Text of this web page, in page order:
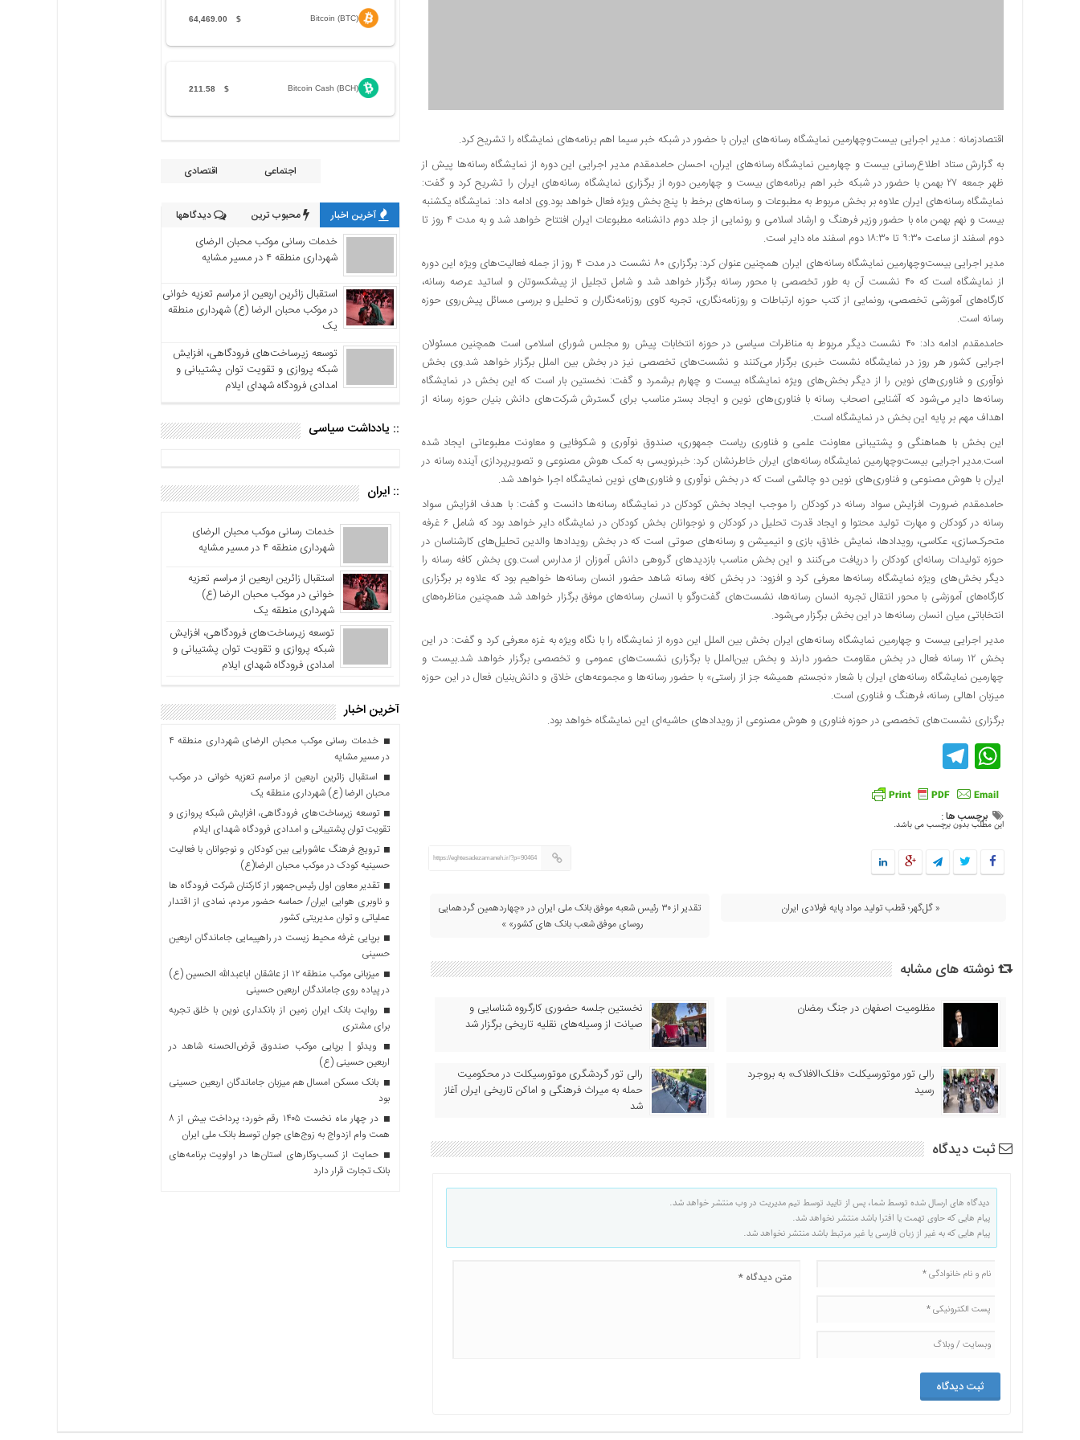
اقتصادزمانه : مدیر اجرایی بیست‌وچهارمین نمایشگاه رسانه‌های ایران با حضور در شبکه خبر سیما اهم برنامه‌های نمایشگاه را تشریح کرد.
به گزارش ستاد اطلاع‌رسانی بیست و چهارمین نمایشگاه رسانه‌های ایران، احسان حامدمقدم مدیر اجرایی این دوره از نمایشگاه رسانه‌ها پیش از
ظهر جمعه ۲۷ بهمن با حضور در شبکه خبر اهم برنامه‌های بیست و چهارمین دوره از برگزاری نمایشگاه رسانه‌های ایران را تشریح کرد و گفت:
نمایشگاه رسانه‌های ایران علاوه بر بخش مربوط به مطبوعات و رسانه‌های برخط با پنج بخش ویژه فعال خواهد بود.وی ادامه داد: نمایشگاه یکشنبه
بیست و نهم بهمن ماه با حضور وزیر فرهنگ و ارشاد اسلامی و رونمایی از جلد دوم دانشنامه مطبوعات ایران افتتاح خواهد شد و به مدت ۴ روز تا
دوم اسفند از ساعت ۹:۳۰ تا ۱۸:۳۰ دوم اسفند ماه دایر است.
مدیر اجرایی بیست‌وچهارمین نمایشگاه رسانه‌های ایران همچنین عنوان کرد: برگزاری ۸۰ نشست در مدت ۴ روز از جمله فعالیت‌های ویژه این دوره
از نمایشگاه است که ۴۰ نشست آن به طور تخصصی با محور رسانه برگزار خواهد شد و شامل تجلیل از پیشکسوتان و اساتید عرصه رسانه،
کارگاه‌های آموزشی تخصصی، رونمایی از کتب حوزه ارتباطات و روزنامه‌نگاری، تجربه کاوی روزنامه‌نگاران و تحلیل و بررسی مسائل پیش‌روی حوزه
رسانه است.
حامدمقدم ادامه داد: ۴۰ نشست دیگر مربوط به مناظرات سیاسی در حوزه انتخابات پیش رو مجلس شورای اسلامی است همچنین مسئولان
اجرایی کشور هر روز در نمایشگاه نشست خبری برگزار می‌کنند و نشست‌های تخصصی نیز در بخش بین الملل برگزار خواهد شد.وی بخش
نوآوری و فناوری‌های نوین را از دیگر بخش‌های ویژه نمایشگاه بیست و چهارم برشمرد و گفت: نخستین بار است که این بخش در نمایشگاه
رسانه‌ها دایر می‌شود که آشنایی اصحاب رسانه با فناوری‌های نوین و ایجاد بستر مناسب برای گسترش شرکت‌های دانش بنیان حوزه رسانه از
اهداف مهم بر پایه این بخش در نمایشگاه است.
این بخش با هماهنگی و پشتیبانی معاونت علمی و فناوری ریاست جمهوری، صندوق نوآوری و شکوفایی و معاونت مطبوعاتی ایجاد شده
است.مدیر اجرایی بیست‌وچهارمین نمایشگاه رسانه‌های ایران خاطرنشان کرد: خبرنویسی به کمک هوش مصنوعی و تصویرپردازی آینده رسانه در
ایران با هوش مصنوعی و فناوری‌های نوین دو چالشی است که در بخش نوآوری و فناوری‌های نوین نمایشگاه اجرا خواهد شد.
حامدمقدم ضرورت افزایش سواد رسانه در کودکان را موجب ایجاد بخش کودکان در نمایشگاه رسانه‌ها دانست و گفت: با هدف افزایش سواد
رسانه در کودکان و مهارت تولید محتوا و ایجاد قدرت تحلیل در کودکان و نوجوانان بخش کودکان در نمایشگاه دایر خواهد بود که شامل ۶ غرفه‌
متحرک‌سازی، عکاسی، رویدادها، نمایش خلاق، بازی و انیمیشن و رسانه‌های صوتی است که در بخش رویدادها والدین تحلیل‌های کارشناسان در
حوزه تولیدات رسانه‌ای کودکان را دریافت می‌کنند و این بخش مناسب بازدیدهای گروهی دانش آموزان از مدارس است.وی بخش کافه رسانه را
دیگر بخش‌های ویژه نمایشگاه رسانه‌ها معرفی کرد و افزود: در بخش کافه رسانه شاهد حضور انسان رسانه‌ها خواهیم بود که علاوه بر برگزاری
کارگاه‌های آموزشی با محور انتقال تجربه انسان رسانه‌ها، نشست‌های گفت‌وگو با انسان رسانه‌های موفق برگزار خواهد شد همچنین مناظره‌های
انتخاباتی میان انسان رسانه‌ها در این بخش برگزار می‌شود.
مدیر اجرایی بیست و چهارمین نمایشگاه رسانه‌های ایران بخش بین الملل این دوره از نمایشگاه را با نگاه ویژه به غزه معرفی کرد و گفت: در این
بخش ۱۲ رسانه فعال در بخش مقاومت حضور دارند و بخش بین‌الملل با برگزاری نشست‌های عمومی و تخصصی برگزار خواهد شد.بیست و
چهارمین نمایشگاه رسانه‌های ایران با شعار «نجستم همیشه جز از راستی» با حضور رسانه‌ها و مجموعه‌های خلاق و دانش‌بنیان فعال در این حوزه
میزبان اهالی رسانه، فرهنگ و فناوری است.
برگزاری نشست‌های تخصصی در حوزه فناوری و هوش مصنوعی از رویدادهای حاشیه‌ای این نمایشگاه خواهد بود.
WhatsApp
Telegram
برچسب ها :
این مطلب بدون برچسب می باشد.
https://eghtesadezamaneh.ir/?p=90464
« گل‌گهر؛ قطب تولید مواد پایه فولادی ایران
تقدیر از ۳۰ رئیس شعبه موفق بانک ملی ایران در «چهاردهمین گردهمایی
روسای موفق شعب بانک های کشور» »
نوشته های مشابه
مظلومیت اصفهان در جنگ رمضان
نخستین جلسه حضوری کارگروه شناسایی و
صیانت از وسیله‌های نقلیه تاریخی برگزار شد
رالی تور موتورسیکلت «فلک‌الافلاک» به بروجرد
رسید
رالی تور گردشگری موتورسیکلت در محکومیت
حمله به میراث فرهنگی و اماکن تاریخی ایران آغاز
شد
ثبت دیدگاه
دیدگاه های ارسال شده توسط شما، پس از تایید توسط تیم مدیریت در وب منتشر خواهد شد.
پیام هایی که حاوی تهمت یا افترا باشد منتشر نخواهد شد.
پیام هایی که به غیر از زبان فارسی یا غیر مرتبط باشد منتشر نخواهد شد.
Bitcoin (BTC)
$
64,469.00
Bitcoin Cash (BCH)
$
211.58
اجتماعی اقتصادی
آخرین اخبار محبوب ترین دیدگاهها
خدمات رسانی موکب محبان الرضای
شهرداری منطقه ۴ در مسیر مشایه
استقبال زائرین اربعین از مراسم تعزیه خوانی
در موکب محبان الرضا (ع) شهرداری منطقه
یک
توسعه زیرساخت‌های فرودگاهی، افزایش
شبکه پروازی و تقویت توان پشتیبانی و
امدادی فرودگاه شهدای ایلام
:: یادداشت سیاسی
:: ایران
خدمات رسانی موکب محبان الرضای
شهرداری منطقه ۴ در مسیر مشایه
استقبال زائرین اربعین از مراسم تعزیه
خوانی در موکب محبان الرضا (ع)
شهرداری منطقه یک
توسعه زیرساخت‌های فرودگاهی، افزایش
شبکه پروازی و تقویت توان پشتیبانی و
امدادی فرودگاه شهدای ایلام
آخرین اخبار
خدمات رسانی موکب محبان الرضای شهرداری منطقه ۴
در مسیر مشایه
استقبال زائرین اربعین از مراسم تعزیه خوانی در موکب
محبان الرضا (ع) شهرداری منطقه یک
توسعه زیرساخت‌های فرودگاهی، افزایش شبکه پروازی و
تقویت توان پشتیبانی و امدادی فرودگاه شهدای ایلام
ترویج فرهنگ عاشورایی بین کودکان و نوجوانان با فعالیت
حسینیه کودک در موکب محبان الرضا(ع)
تقدیر معاون اول رئیس‌جمهور از کارکنان شرکت فرودگاه ها
و ناوبری هوایی ایران/ حماسه حضور مردم، نمادی از اقتدار
عملیاتی و توان مدیریتی کشور
برپایی غرفه محیط زیست در راهپیمایی جاماندگان اربعین
حسینی
میزبانی موکب منطقه ۱۲ از عاشقان اباعبدالله الحسین (ع)
در پیاده روی جاماندگان اربعین حسینی
روایت بانک ایران زمین از بانکداری نوین با خلق تجربه
برای مشتری
ویدئو | برپایی موکب صندوق قرض‌الحسنه شاهد در
اربعین حسینی (ع)
بانک مسکن امسال هم میزبان جاماندگان اربعین حسینی
بود
در چهار ماه نخست ۱۴۰۵ رقم خورد؛ پرداخت بیش از ۸
همت وام ازدواج به زوج‌های جوان توسط بانک ملی ایران
حمایت از کسب‌وکارهای استان‌ها در اولویت برنامه‌های
بانک تجارت قرار دارد